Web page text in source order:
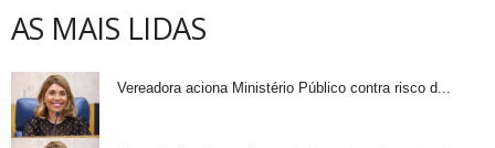
AS MAIS LIDAS
Vereadora aciona Ministério Público contra risco d...